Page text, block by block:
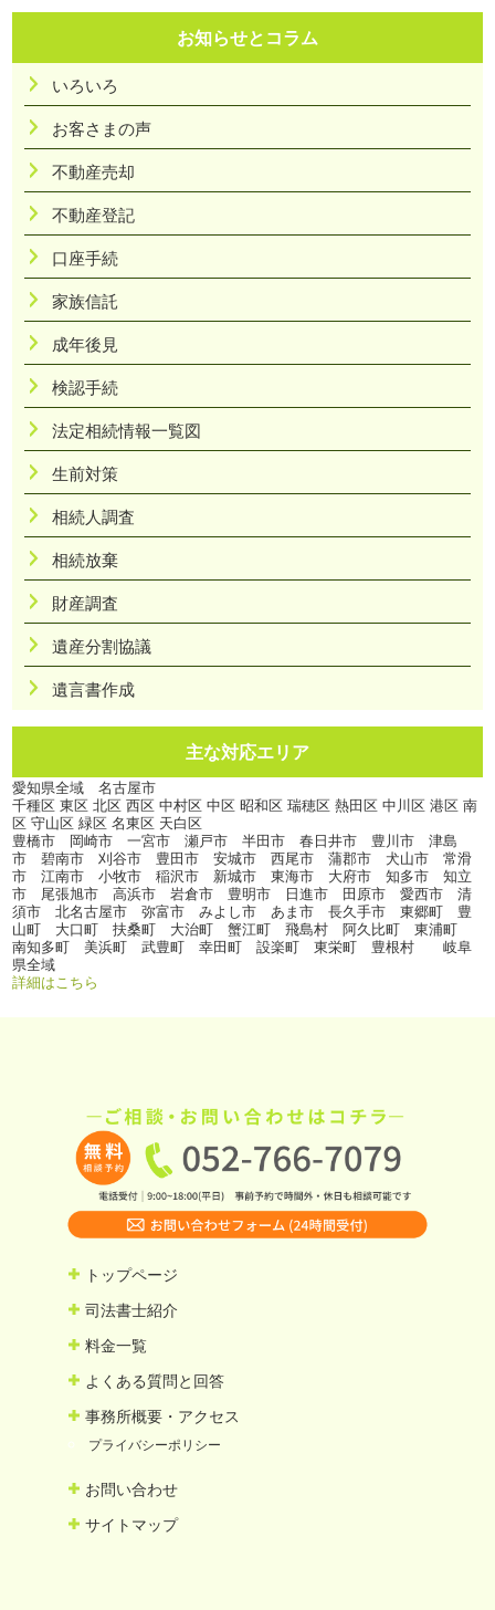
お知らせとコラム
いろいろ
お客さまの声
不動産売却
不動産登記
口座手続
家族信託
成年後見
検認手続
法定相続情報一覧図
生前対策
相続人調査
相続放棄
財産調査
遺産分割協議
遺言書作成
主な対応エリア
愛知県全域 名古屋市
千種区 東区 北区 西区 中村区 中区 昭和区 瑞穂区 熱田区 中川区 港区 南
区 守山区 緑区 名東区 天白区
豊橋市 岡崎市 一宮市 瀬戸市 半田市 春日井市 豊川市 津島
市 碧南市 刈谷市 豊田市 安城市 西尾市 蒲郡市 犬山市 常滑
市 江南市 小牧市 稲沢市 新城市 東海市 大府市 知多市 知立
市 尾張旭市 高浜市 岩倉市 豊明市 日進市 田原市 愛西市 清
須市 北名古屋市 弥富市 みよし市 あま市 長久手市 東郷町 豊
山町 大口町 扶桑町 大治町 蟹江町 飛島村 阿久比町 東浦町
南知多町 美浜町 武豊町 幸田町 設楽町 東栄町 豊根村 岐阜
県全域
詳細はこちら
トップページ
司法書士紹介
料金一覧
よくある質問と回答
事務所概要・アクセス
プライバシーポリシー
お問い合わせ
サイトマップ